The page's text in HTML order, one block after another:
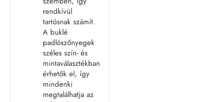
rendkívül
tartósnak számít.
A buklé
padlószőnyegek
széles szín- és
mintaválasztékban
érhetők el, így
mindenki
megtalálhatja az